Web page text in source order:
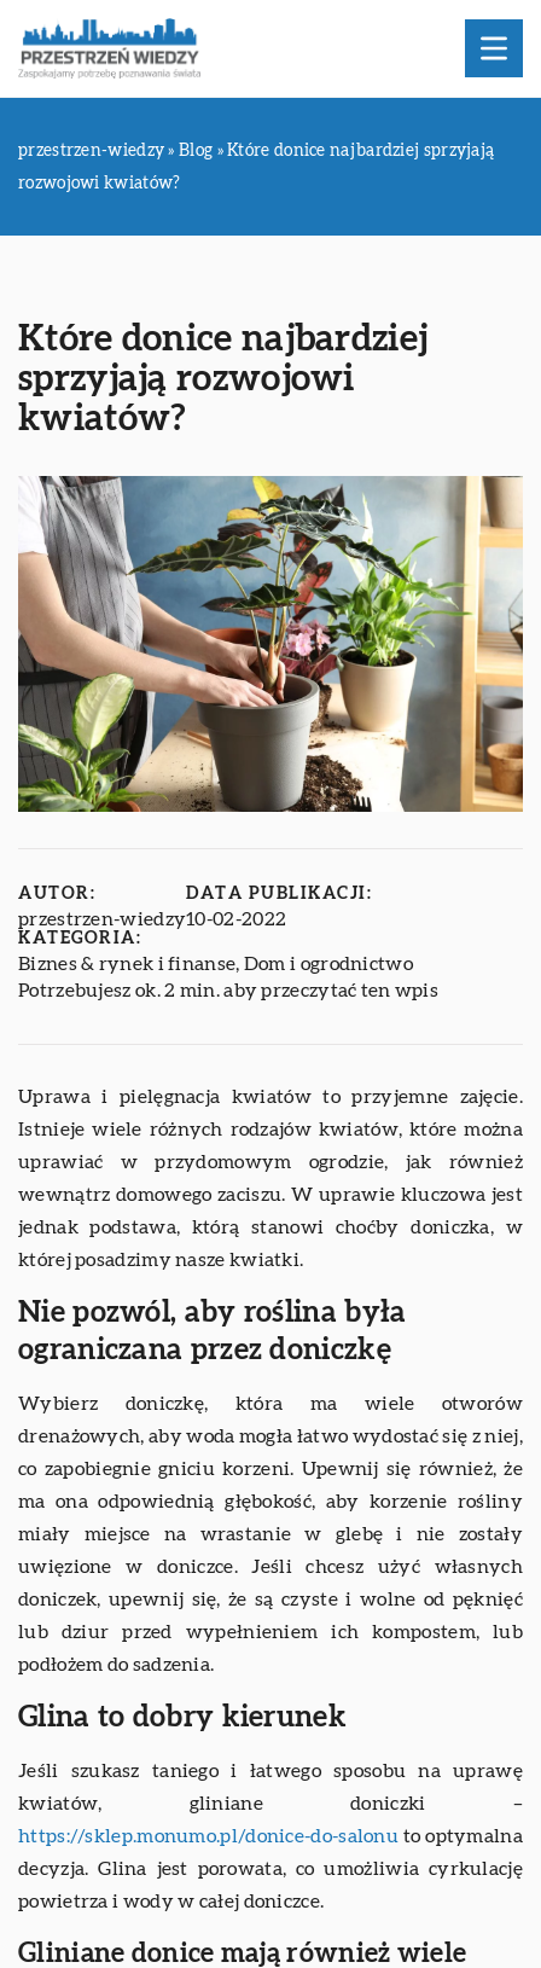
przestrzen-wiedzy »Blog »Które donice najbardziej sprzyjają
rozwojowi kwiatów?
Które donice najbardziej
sprzyjają rozwojowi
kwiatów?
AUTOR:
przestrzen-wiedzy
DATA PUBLIKACJI:
10-02-2022
KATEGORIA:
Biznes & rynek i finanse, Dom i ogrodnictwo
Potrzebujesz ok. 2 min. aby przeczytać ten wpis
Uprawa i pielęgnacja kwiatów to przyjemne zajęcie.
Istnieje wiele różnych rodzajów kwiatów, które można
uprawiać w przydomowym ogrodzie, jak również
wewnątrz domowego zaciszu. W uprawie kluczowa jest
jednak podstawa, którą stanowi choćby doniczka, w
której posadzimy nasze kwiatki.
Nie pozwól, aby roślina była
ograniczana przez doniczkę
Wybierz doniczkę, która ma wiele otworów
drenażowych, aby woda mogła łatwo wydostać się z niej,
co zapobiegnie gniciu korzeni. Upewnij się również, że
ma ona odpowiednią głębokość, aby korzenie rośliny
miały miejsce na wrastanie w glebę i nie zostały
uwięzione w doniczce. Jeśli chcesz użyć własnych
doniczek, upewnij się, że są czyste i wolne od pęknięć
lub dziur przed wypełnieniem ich kompostem, lub
podłożem do sadzenia.
Glina to dobry kierunek
Jeśli szukasz taniego i łatwego sposobu na uprawę
kwiatów, gliniane doniczki –
https://sklep.monumo.pl/donice-do-salonu to optymalna
decyzja. Glina jest porowata, co umożliwia cyrkulację
powietrza i wody w całej doniczce.
Gliniane donice mają również wiele